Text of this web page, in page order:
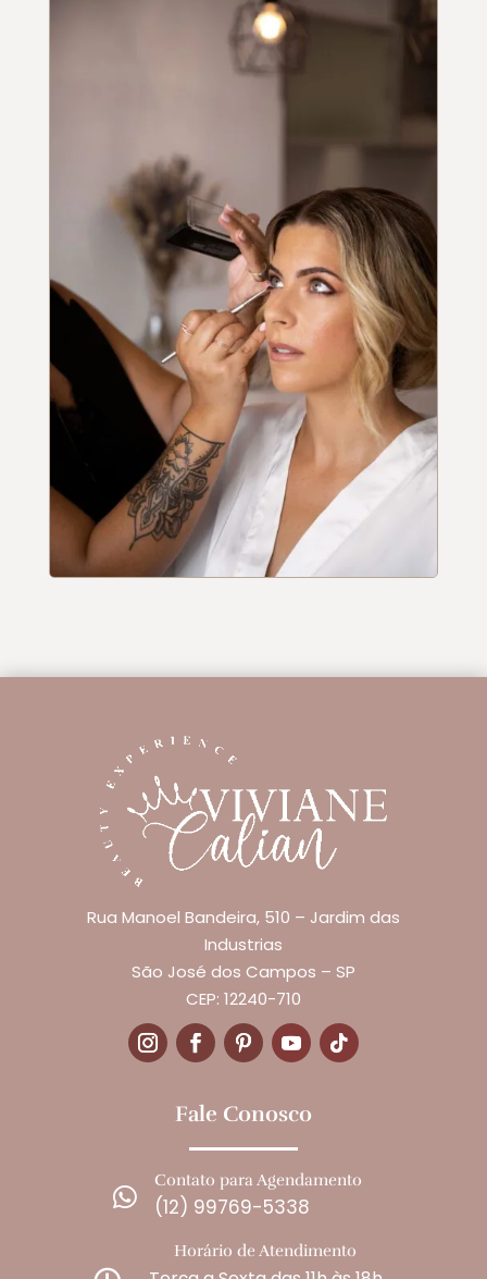
Rua Manoel Bandeira, 510 – Jardim das
Industrias
São José dos Campos – SP
CEP: 12240-710
Fale Conosco

Contato para Agendamento
(12) 99769-5338
Horário de Atendimento